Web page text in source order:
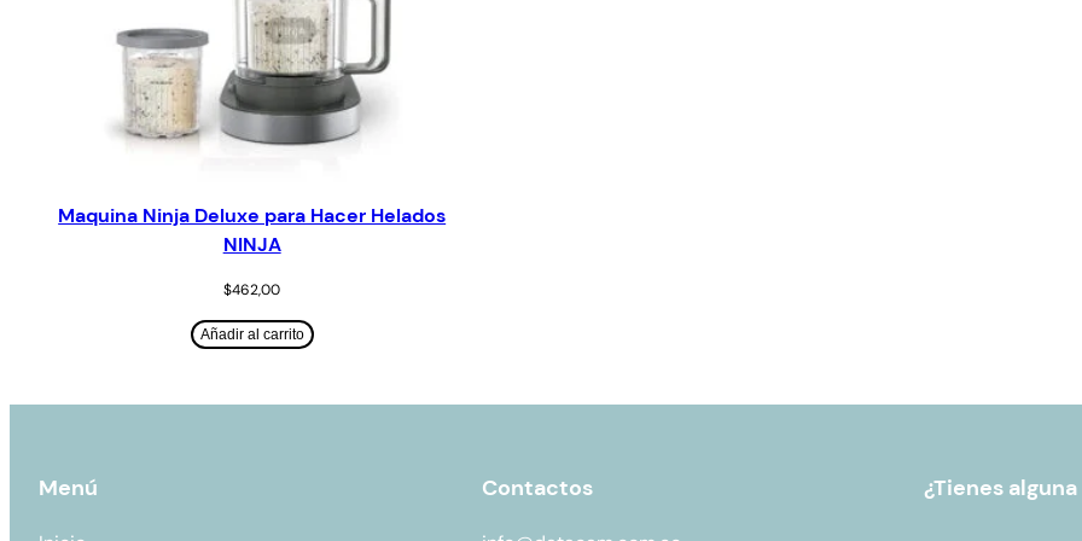
Maquina Ninja Deluxe para Hacer Helados
NINJA
$462,00
Añadir al carrito
Menú Contactos ¿Tienes